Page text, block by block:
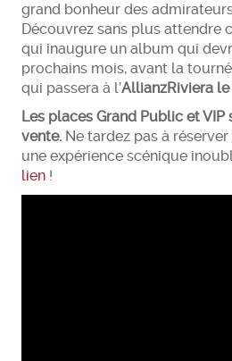
grand bonheur des
Découvrez sans plus attendre
qui inaugure un album qui
prochains mois, avant la
qui passera à l’AllianzRiviera
Les places Grand Public et VIP
vente. Ne tardez pas à
une expérience scénique
lien !